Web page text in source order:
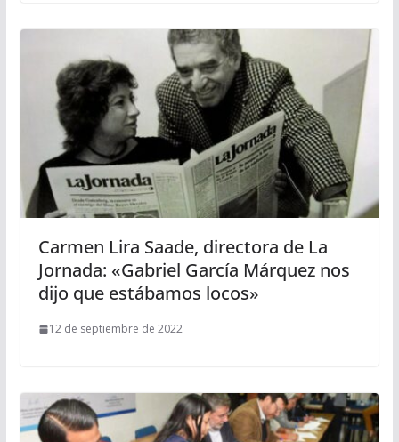
Carmen Lira Saade, directora de La
Jornada: «Gabriel García Márquez nos
dijo que estábamos locos»
12 de septiembre de 2022